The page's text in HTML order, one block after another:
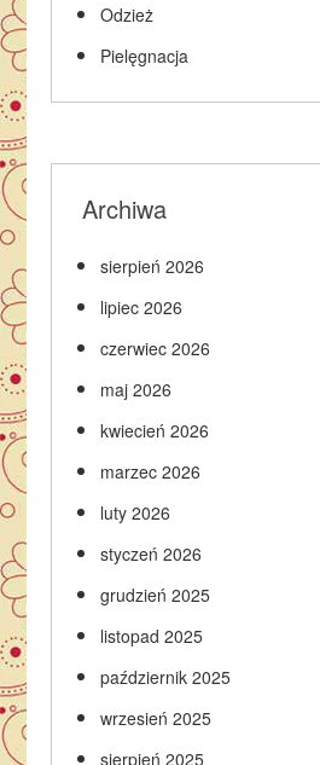
Odzież
Pielęgnacja
Archiwa
sierpień 2026
lipiec 2026
czerwiec 2026
maj 2026
kwiecień 2026
marzec 2026
luty 2026
styczeń 2026
grudzień 2025
listopad 2025
październik 2025
wrzesień 2025
sierpień 2025